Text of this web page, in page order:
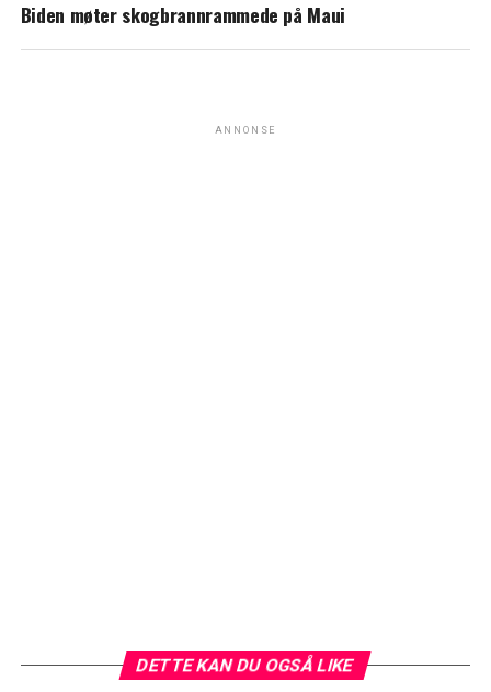
Biden møter skogbrannrammede på Maui
ANNONSE
DETTE KAN DU OGSÅ LIKE